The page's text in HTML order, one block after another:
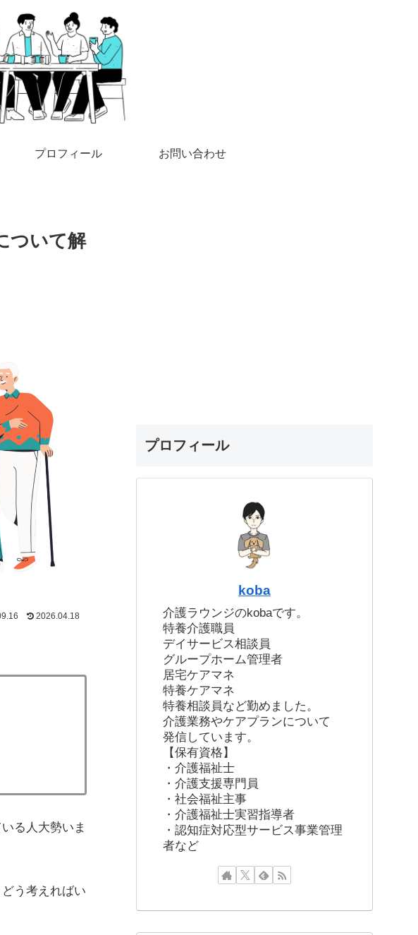
プロフィール お問い合わせ
ついて解
2026.04.18
る人大勢いま
う考えればい
プロフィール
koba
介護ラウンジのkobaです。
特養介護職員
デイサービス相談員
グループホーム管理者
居宅ケアマネ
特養ケアマネ
特養相談員など勤めました。
介護業務やケアプランについて
発信しています。
【保有資格】
・介護福祉士
・介護支援専門員
・社会福祉主事
・介護福祉士実習指導者
・認知症対応型サービス事業管理
者など